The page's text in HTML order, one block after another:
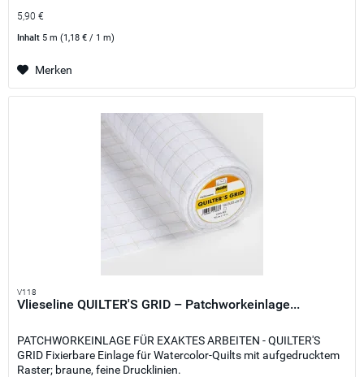
5,90 €
Inhalt 5 m(1,18 € / 1 m)
Merken
V118
Vlieseline QUILTER'S GRID – Patchworkeinlage...
PATCHWORKEINLAGE FÜR EXAKTES ARBEITEN - QUILTER'S
GRID Fixierbare Einlage für Watercolor-Quilts mit aufgedrucktem
Raster; braune, feine Drucklinien.